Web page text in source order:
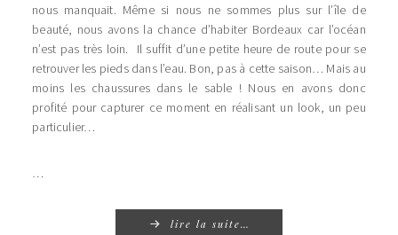
nous manquait. Même si nous ne sommes plus sur l’île de
beauté, nous avons la chance d’habiter Bordeaux car l’océan
n’est pas très loin. Il suffit d’une petite heure de route pour se
retrouver les pieds dans l’eau. Bon, pas à cette saison… Mais au
moins les chaussures dans le sable ! Nous en avons donc
profité pour capturer ce moment en réalisant un look, un peu
particulier…
…
lire la suite…